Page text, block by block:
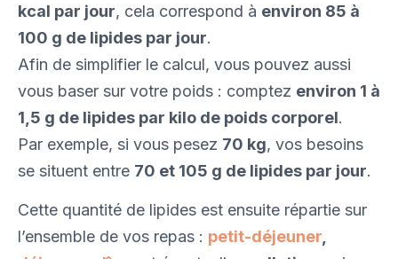
kcal par jour, cela correspond à environ 85 à
100 g de lipides par jour.
Afin de simplifier le calcul, vous pouvez aussi
vous baser sur votre poids : comptez environ 1 à
1,5 g de lipides par kilo de poids corporel.
Par exemple, si vous pesez 70 kg, vos besoins
se situent entre 70 et 105 g de lipides par jour.
Cette quantité de lipides est ensuite répartie sur
l’ensemble de vos repas : petit-déjeuner,